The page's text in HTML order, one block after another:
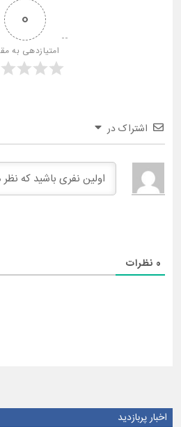
0
امتیازدهی به
اشتراک در
0 نظرات
اخبار پربازدید